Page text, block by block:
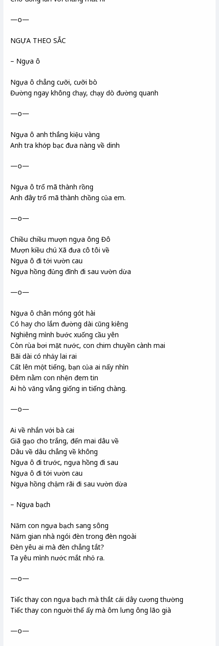
—o—
NGỰA THEO SẮC
– Ngựa ô
Ngựa ô chẳng cưỡi, cưỡi bò
Đường ngay không chạy, chạy dò đường quanh
—o—
Ngựa ô anh thắng kiệu vàng
Anh tra khớp bạc đưa nàng về dinh
—o—
Ngựa ô trổ mã thành rồng
Anh đây trổ mã thành chồng của em.
—o—
Chiều chiều mượn ngựa ông Đô
Mượn kiều chú Xã đưa cô tôi về
Ngựa ô đi tới vườn cau
Ngựa hồng đủng đỉnh đi sau vườn dừa
—o—
Ngựa ô chân móng gót hài
Có hay cho lắm đường dài cũng kiêng
Nghiêng mình bước xuống cầu yên
Còn rùa bơi mặt nước, con chim chuyền cành mai
Bãi dài có nhảy lai rai
Cất lên một tiếng, bạn của ai nấy nhìn
Đêm nằm con nhện đem tin
Ai hò văng vẳng giống in tiếng chàng.
—o—
Ai về nhắn với bà cai
Giã gạo cho trắng, đến mai dâu về
Dâu về dâu chẳng về không
Ngựa ô đi trước, ngựa hồng đi sau
Ngựa ô đi tới vườn cau
Ngựa hồng chậm rãi đi sau vườn dừa
– Ngựa bạch
Năm con ngựa bạch sang sông
Năm gian nhà ngói đèn trong đèn ngoài
Đèn yêu ai mà đèn chẳng tắt?
Ta yêu mình nước mắt nhỏ ra.
—o—
Tiếc thay con ngựa bạch mà thắt cái dây cương thường
Tiếc thay con người thế ấy mà ôm lưng ông lão già
—o—